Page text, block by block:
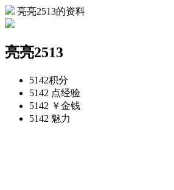
亮亮2513的资料
亮亮2513
5142积分
5142 点经验
5142 ￥金钱
5142 魅力